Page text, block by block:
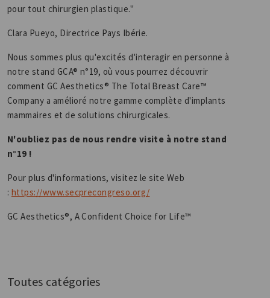
pour tout chirurgien plastique."
Clara Pueyo, Directrice Pays Ibérie.
Nous sommes plus qu'excités d'interagir en personne à
notre stand GCA® n°19, où vous pourrez découvrir
comment GC Aesthetics® The Total Breast Care™
Company a amélioré notre gamme complète d'implants
mammaires et de solutions chirurgicales.
N'oubliez pas de nous rendre visite à notre stand
n°19 !
Pour plus d'informations, visitez le site Web
: https://www.secprecongreso.org/
GC Aesthetics®, A Confident Choice for Life™
Toutes catégories